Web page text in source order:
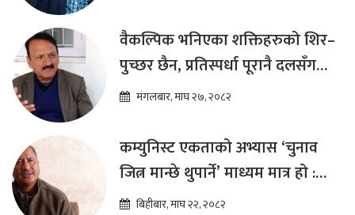
वैकल्पिक भनिएका शक्तिहरुको शिर–
पुच्छर छैन, प्रतिस्पर्धा पूरानै दलसँग
हुन्छ : डा.प्रकाश शरण महत
मंगलबार, माघ २७, २०८२
कम्युनिस्ट एकताको अभ्यास ‘चुनाव
जित्न मान्छे थुपार्ने’ माध्यम मात्र हो :
विप्लव
बिहीबार, माघ २२, २०८२